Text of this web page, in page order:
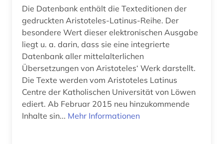
heidegger, martin | philosoph; hochschullehrer;
wissenschaftler (1)
heiliger (1)
hertz, heinrich | physiker; hochschullehrer;
wissenschaftler (1)
hinduismus (2)
hispanistik (1)
Die Datenbank enthält die Texteditionen der
gedruckten Aristoteles-Latinus-Reihe. Der
besondere Wert dieser elektronischen Ausgabe
liegt u. a. darin, dass sie eine integrierte
Datenbank aller mittelalterlichen
Übersetzungen von Aristoteles‘ Werk darstellt.
Die Texte werden vom Aristoteles Latinus
Centre der Katholischen Universität von Löwen
ediert. Ab Februar 2015 neu hinzukommende
Inhalte sin... Mehr Informationen